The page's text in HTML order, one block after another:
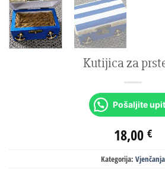
Kutijica za
Pošaljite upit
18,00 €
Kategorija: Vjenčanja